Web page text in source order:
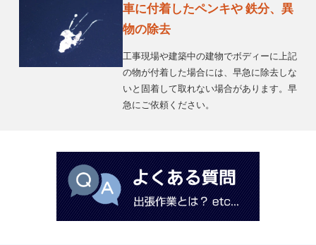
車に付着したペンキや 鉄分、異
物の除去
工事現場や建築中の建物でボディーに上記
の物が付着した場合には、早急に除去しな
いと固着して取れない場合があります。早
急にご依頼ください。